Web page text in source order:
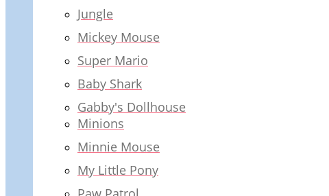
Jungle
Mickey Mouse
Super Mario
Baby Shark
Gabby's Dollhouse
Minions
Minnie Mouse
My Little Pony